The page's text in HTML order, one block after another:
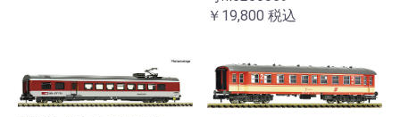
￥19,800 税込